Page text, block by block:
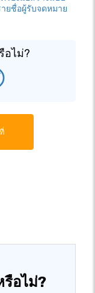
ายชื่อผู้รับจดหมาย
อไม่?
อไม่?